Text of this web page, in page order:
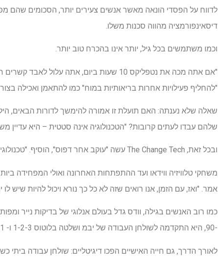
לדווח על הפסדי הונאה מאשר אנשים צעירים יותר, הסכומים שהם
דיסאינפורמציה מהווה סכנות משלו.
וכמו משתמשים בכל גיל, יותר אינו בהכרח טוב יותר.
"אם אתה מכה את נטפליקס 10 שעות ביום, אתה
"להחליף פעילויות אחרות בריאותיות במוח" כמו להתאמן ואכילה
שאלה שלא נענתה: האם תועלת זו אמורה להימשך לדורות הבאים,
שלהם עבדו לעתים קרובות? "הטכנולוגיה אינה סטטית – היא עדיין
ובכל זאת, The Change Tech עשה "עוקב אחר דפוס", הוסיף. "טכנולוגיה חדשה מוצגת ויש סוג של פאניקה."
משחקי טלוויזיה ווידאו ועד ההתפתחות האחרונה ואולי המפחידה
אמר. "ואז, עם הזמן, אנו רואים שזה לא כל כך נורא ויכול להיות שיש לו
-90, היא התקדמה לשולחן העבודה של יבמ ושלטה בלוטוס 1-2-3 ו- Windows 3.1.
לאורך הדרך, גם חייה האישיים הפכו דיגיטליים: שולחן עבודה ביתי